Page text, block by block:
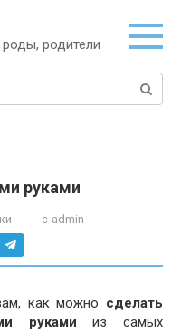
родители
руками
c-admin
как можно сделать
руками из самых